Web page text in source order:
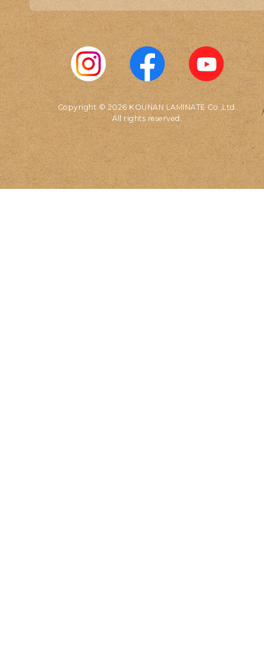
Copyright © 2026 KOUNAN LAMINATE Co.,Ltd.
All rights reserved.